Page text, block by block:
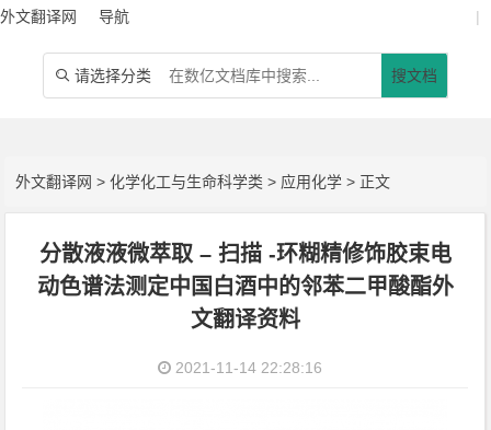
外文翻译网 导航 |
 请选择分类 搜文档
外文翻译网 >化学化工与生命科学类 > 应用化学 > 正文
分散液液微萃取 – 扫描 -环糊精修饰胶束电
动色谱法测定中国白酒中的邻苯二甲酸酯外
文翻译资料
2021-11-14 22:28:16